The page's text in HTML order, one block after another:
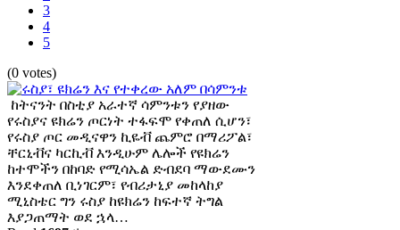
3
4
5
(0 votes)
ከትናንት በስቲያ አራተኛ ሳምንቱን የያዘው
የሩስያና ዩክሬን ጦርነት ተፋፍሞ የቀጠለ ሲሆን፣
የሩስያ ጦር መዲናዋን ኪዬቭ ጨምሮ በማሪፖል፣
ቸርኒቭና ካርኪቭ እንዲሁም ሌሎች የዩክሬን
ከተሞችን በከባድ የሚሳኤል ድብደባ ማውደሙን
እንደቀጠለ ቢነገርም፣ የብሪታኒያ መከላከያ
ሚኒስቴር ግን ሩስያ ከዩክሬን ከፍተኛ ትግል
እያጋጠማት ወደ ኋላ…